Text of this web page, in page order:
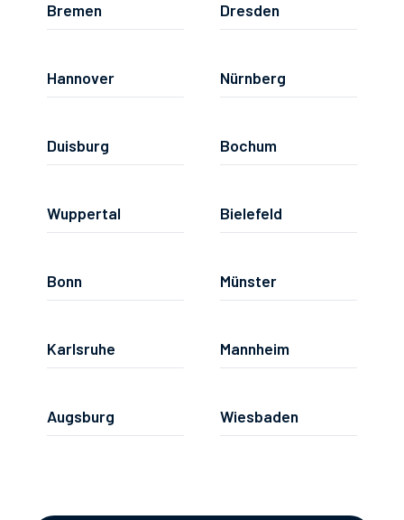
Bremen Dresden
Hannover Nürnberg
Duisburg Bochum
Wuppertal Bielefeld
Bonn Münster
Karlsruhe Mannheim
Augsburg Wiesbaden